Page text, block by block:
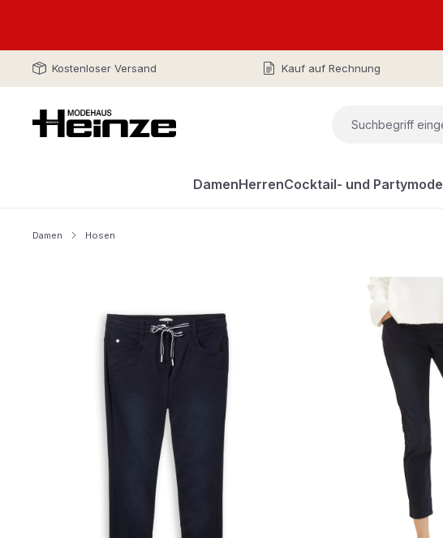
Kostenloser Versand Kauf auf Rechnung
DamenHerrenCocktail- und Partymode
Damen Hosen